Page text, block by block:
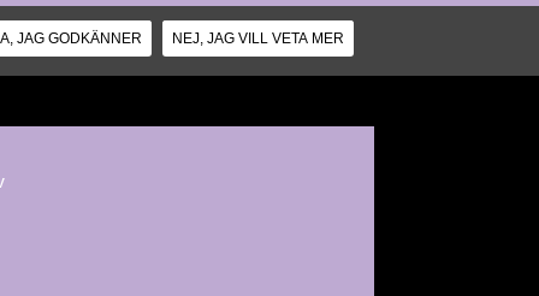
JAG GODKÄNNER NEJ, JAG VILL VETA MER